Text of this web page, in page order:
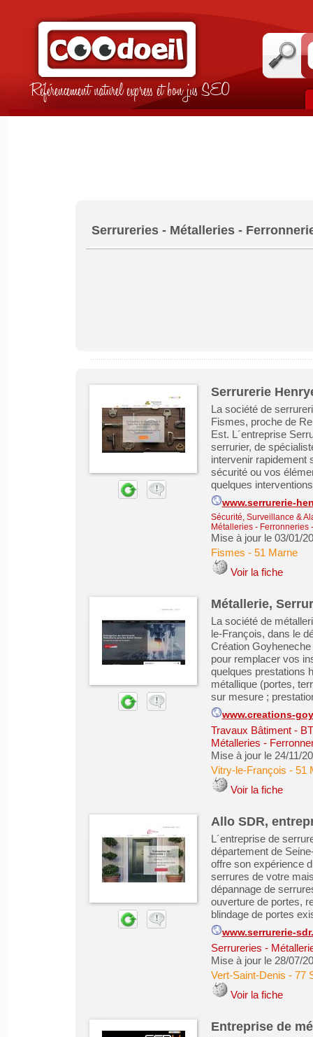
Référencement naturel express et bon jus SEO
Serrureries - Métalleries -
Serrurerie
La société de
Fismes, proche de
Est. L´entreprise
serrurier, de
intervenir rapidement
sécurité ou vos
quelques
www.serrurerie-
Sécurité, Surveillance &
Métalleries - Ferronneries
Mise à jour le 03/01/
Fismes - 51 Marne
Voir la fiche
Métallerie,
La société de
le-François, dans le
Création
pour remplacer vos
quelques prestations
métallique (portes,
sur mesure ;
www.creations-
Travaux Bâtiment -
Métalleries -
Mise à jour le 24/11/
Vitry-le-François - 51
Voir la fiche
Allo SDR,
L´entreprise de
département de
offre son expérience
serrures de votre
dépannage de
ouverture de portes,
blindage de portes
www.serrurerie-
Serrureries -
Mise à jour le 28/07/
Vert-Saint-Denis - 77
Voir la fiche
Entreprise de